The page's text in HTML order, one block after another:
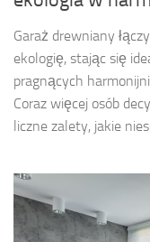
Garaż drewniany
ekologię, stając się
pragnących
Coraz więcej osób
liczne zalety, jakie